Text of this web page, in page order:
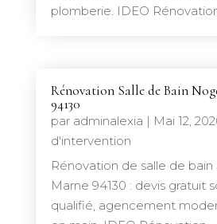
plomberie. IDEO
Rénovation Salle de Bain
94130
par adminalexia | Mai 12,
d'intervention
Rénovation de salle de
Marne 94130 : devis gratuit
qualifié, agencement